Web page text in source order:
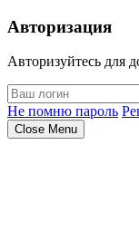
Авторизация
Авторизуйтесь для
Не помню пароль
Close Menu